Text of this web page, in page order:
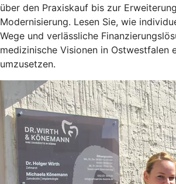
über den Praxiskauf bis zur
Modernisierung. Lesen Sie, wie
Wege und verlässliche
medizinische Visionen in Ostwestfalen
umzusetzen.